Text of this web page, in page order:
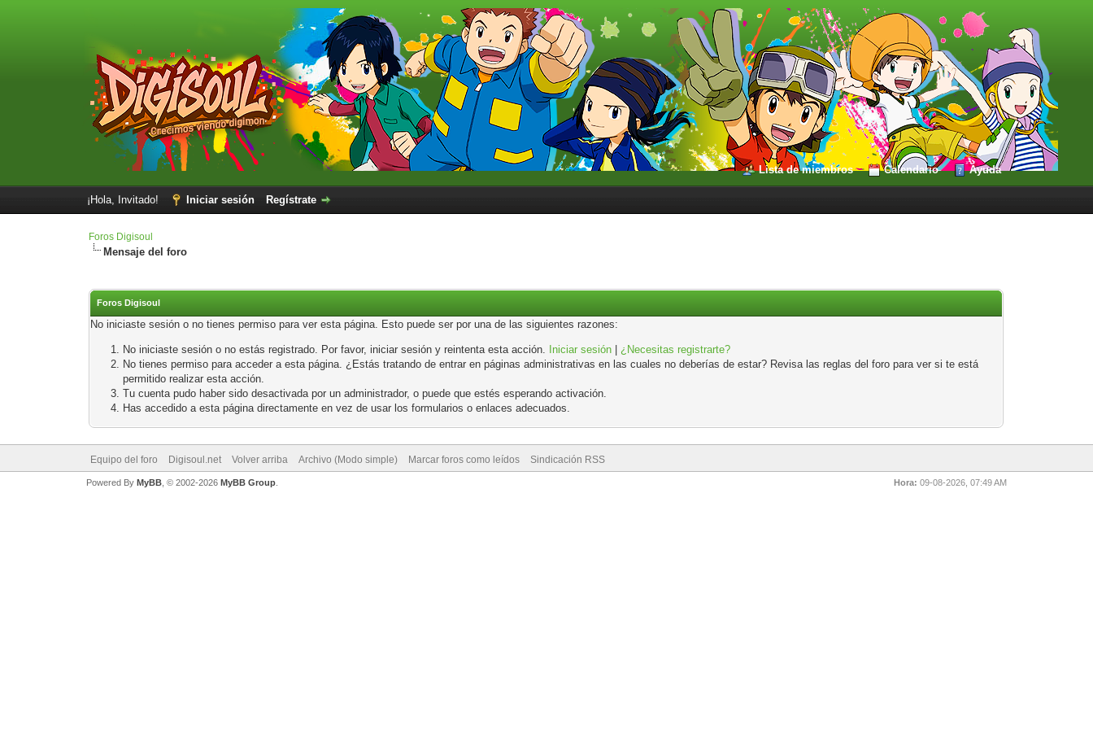
Lista de miembros Calendario Ayuda
¡Hola, Invitado! Iniciar sesión Regístrate
Foros Digisoul
Mensaje del foro
Foros Digisoul
No iniciaste sesión o no tienes permiso para ver esta página. Esto puede ser por una de las siguientes razones:
No iniciaste sesión o no estás registrado. Por favor, iniciar sesión y reintenta esta acción. Iniciar sesión |¿Necesitas registrarte?
No tienes permiso para acceder a esta página. ¿Estás tratando de entrar en páginas administrativas en las cuales no deberías de estar? Revisa las reglas del foro para ver si te está
permitido realizar esta acción.
Tu cuenta pudo haber sido desactivada por un administrador, o puede que estés esperando activación.
Has accedido a esta página directamente en vez de usar los formularios o enlaces adecuados.
Equipo del foro Digisoul.net Volver arriba Archivo (Modo simple) Marcar foros como leídos Sindicación RSS
Hora: 09-08-2026, 07:49 AM
Powered By MyBB, © 2002-2026 MyBB Group.